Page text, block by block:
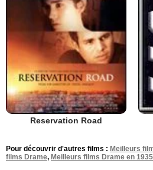
Reservation Road
Pour découvrir d'autres films : Meilleurs
films Drame, Meilleurs films Drame en 1935